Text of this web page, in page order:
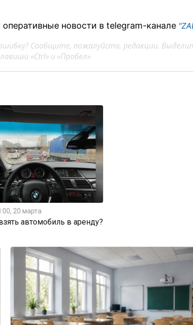
новости в telegram-канале
Сообщите, пожалуйста, редакции.
«Ctrl» и «Пробел»
20 марта
автомобиль в аренду?